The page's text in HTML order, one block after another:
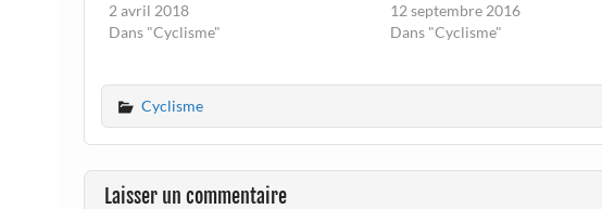
2 avril 2018
Dans "Cyclisme"
12 septembre 2016
Dans "Cyclisme"
Cyclisme
Laisser un commentaire